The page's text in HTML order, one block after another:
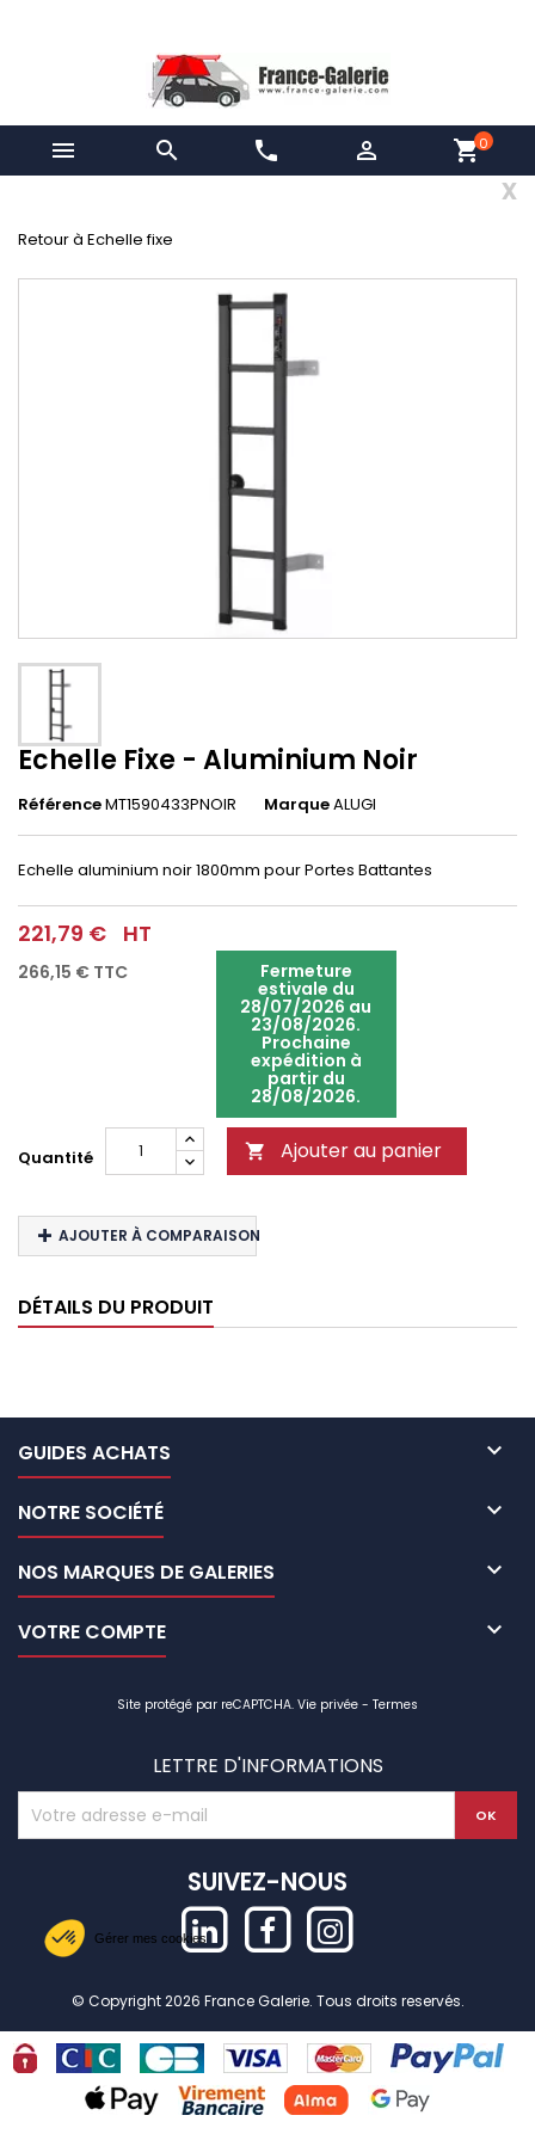
Gérer mes cookies
  phone  shopping_cart0
x
Retour à Echelle fixe
Echelle Fixe - Aluminium Noir
RéférenceMT1590433PNOIR MarqueALUGI
Echelle aluminium noir 1800mm pour Portes Battantes
221,79 € HT
266,15 € TTC Fermeture
estivale du
28/07/2026 au
23/08/2026.
Prochaine
expédition à
partir du
28/08/2026.
Quantité  Ajouter au panier
AJOUTER À COMPARAISON
DÉTAILS DU PRODUIT
GUIDES ACHATS 
NOTRE SOCIÉTÉ 
NOS MARQUES DE GALERIES 
VOTRE COMPTE 
Site protégé par reCAPTCHA. Vie privée - Termes
LETTRE D'INFORMATIONS
SUIVEZ-NOUS
© Copyright 2026 France Galerie. Tous droits reservés.